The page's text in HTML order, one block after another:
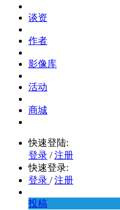
谈资
作者
影像库
活动
商城
快速登陆:
登录 / 注册
快速登录:
登录 / 注册
投稿